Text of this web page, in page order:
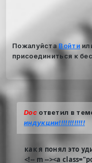
ПожалуйстаВойти
присоединиться к
Doc ответил в
индукции!!!!!!!!!!!!
как я понял это
<!-- m --><a